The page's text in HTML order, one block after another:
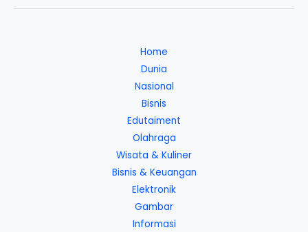
Home
Dunia
Nasional
Bisnis
Edutaiment
Olahraga
Wisata & Kuliner
Bisnis & Keuangan
Elektronik
Gambar
Informasi